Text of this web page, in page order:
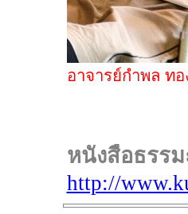
อาจารย์กำพล ท
หนังสือธรร
http://